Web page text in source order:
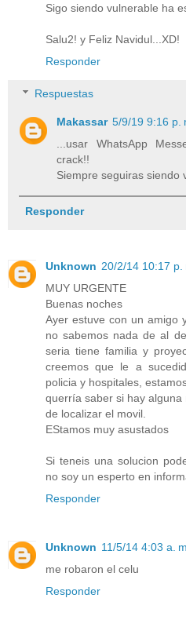
Sigo siendo vulnerable ha
Salu2! y Feliz Navidul...XD!
Responder
Respuestas
Makassar 5/9/19 9:16 p.
...usar WhatsApp
crack!!
Siempre seguiras siendo
Responder
Unknown 20/2/14 10:17 p.
MUY URGENTE
Buenas noches
Ayer estuve con un amigo
no sabemos nada de al
seria tiene familia y
creemos que le a
policia y hospitales,
querría saber si hay alguna
de localizar el movil.
EStamos muy asustados
Si teneis una solucion
no soy un esperto en
Responder
Unknown 11/5/14 4:03 a. m.
me robaron el celu
Responder